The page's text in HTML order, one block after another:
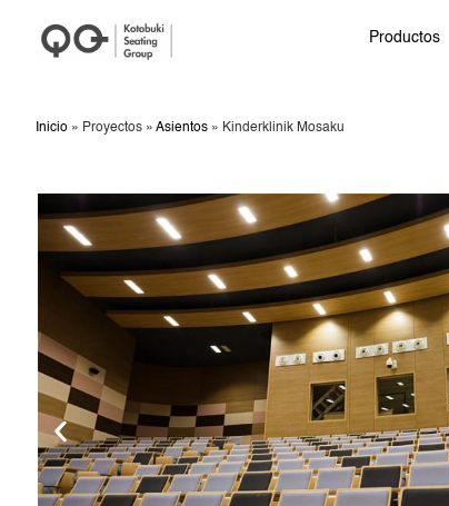
Productos
Inicio » Proyectos » Asientos » Kinderklinik Mosaku